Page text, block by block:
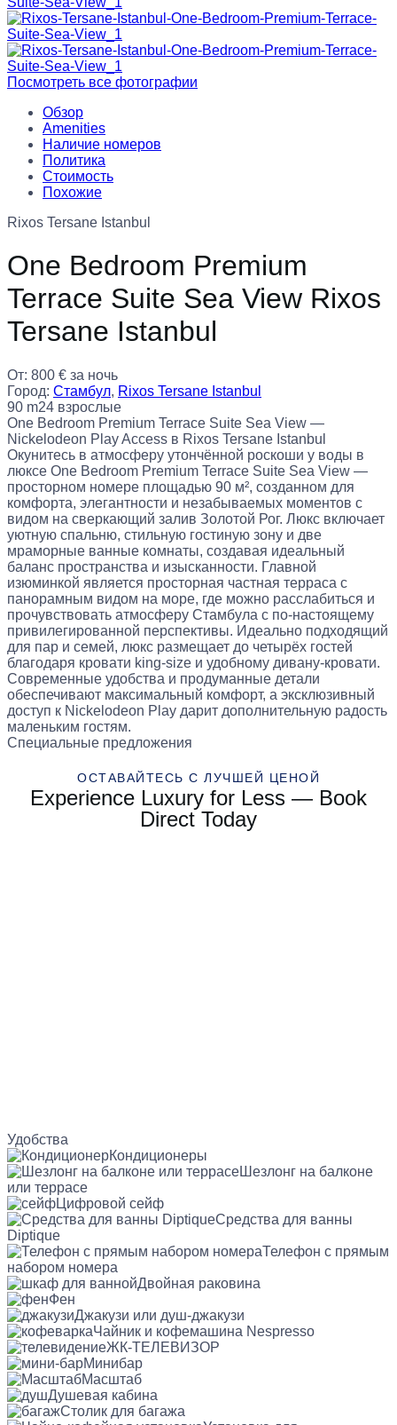
Посмотреть все фотографии
Обзор
Amenities
Наличие номеров
Политика
Стоимость
Похожие
Rixos Tersane Istanbul
One Bedroom Premium
Terrace Suite Sea View Rixos
Tersane Istanbul
От: 800 € за ночь
Город: Стамбул, Rixos Tersane Istanbul
90 m24 взрослые
One Bedroom Premium Terrace Suite Sea View —
Nickelodeon Play Access в Rixos Tersane Istanbul
Окунитесь в атмосферу утончённой роскоши у воды в
люксе One Bedroom Premium Terrace Suite Sea View —
просторном номере площадью 90 м², созданном для
комфорта, элегантности и незабываемых моментов с
видом на сверкающий залив Золотой Рог. Люкс включает
уютную спальню, стильную гостиную зону и две
мраморные ванные комнаты, создавая идеальный
баланс пространства и изысканности. Главной
изюминкой является просторная частная терраса с
панорамным видом на море, где можно расслабиться и
прочувствовать атмосферу Стамбула с по-настоящему
привилегированной перспективы. Идеально подходящий
для пар и семей, люкс размещает до четырёх гостей
благодаря кровати king-size и удобному дивану-кровати.
Современные удобства и продуманные детали
обеспечивают максимальный комфорт, а эксклюзивный
доступ к Nickelodeon Play дарит дополнительную радость
маленьким гостям.
Специальные предложения
ОСТАВАЙТЕСЬ С ЛУЧШЕЙ ЦЕНОЙ
Experience Luxury for Less — Book
Direct Today
Удобства
Кондиционеры
Шезлонг на балконе
или террасе
Цифровой сейф
Средства для ванны
Diptique
Телефон с прямым
набором номера
Двойная раковина
Фен
Джакузи или душ-джакузи
Чайник и кофемашина Nespresso
ЖК-ТЕЛЕВИЗОР
Минибар
Масштаб
Душевая кабина
Столик для багажа